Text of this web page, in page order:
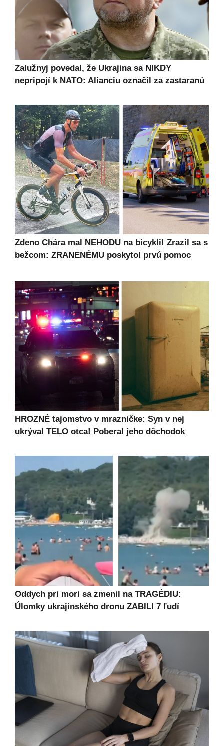
Zalužnyj povedal, že Ukrajina sa NIKDY
nepripojí k NATO: Alianciu označil za zastaranú
Zdeno Chára mal NEHODU na bicykli! Zrazil sa s
bežcom: ZRANENÉMU poskytol prvú pomoc
HROZNÉ tajomstvo v mrazničke: Syn v nej
ukrýval TELO otca! Poberal jeho dôchodok
Oddych pri mori sa zmenil na TRAGÉDIU:
Úlomky ukrajinského dronu ZABILI 7 ľudí